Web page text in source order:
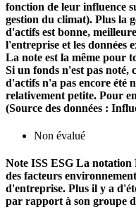
fonction de leur influence
gestion du climat). Plus la
d'actifs est bonne,
l'entreprise et les données
La note est la même pour
Si un fonds n'est pas noté,
d'actifs n'a pas encore été
relativement petite. Pour
(Source des données :
Non évalué
Note ISS ESG La notation
des facteurs
d'entreprise. Plus il y a
par rapport à son groupe